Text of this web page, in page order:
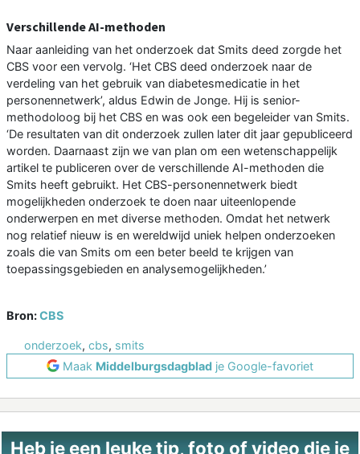
Verschillende AI-methoden
Naar aanleiding van het onderzoek dat Smits deed zorgde het
CBS voor een vervolg. ‘Het CBS deed onderzoek naar de
verdeling van het gebruik van diabetesmedicatie in het
personennetwerk’, aldus Edwin de Jonge. Hij is senior-
methodoloog bij het CBS en was ook een begeleider van Smits.
‘De resultaten van dit onderzoek zullen later dit jaar gepubliceerd
worden. Daarnaast zijn we van plan om een wetenschappelijk
artikel te publiceren over de verschillende AI-methoden die
Smits heeft gebruikt. Het CBS-personennetwerk biedt
mogelijkheden onderzoek te doen naar uiteenlopende
onderwerpen en met diverse methoden. Omdat het netwerk
nog relatief nieuw is en wereldwijd uniek helpen onderzoeken
zoals die van Smits om een beter beeld te krijgen van
toepassingsgebieden en analysemogelijkheden.’
Bron:CBS
onderzoek, cbs, smits
Maak Middelburgsdagblad je Google-favoriet
Heb je een leuke tip, foto of video die je